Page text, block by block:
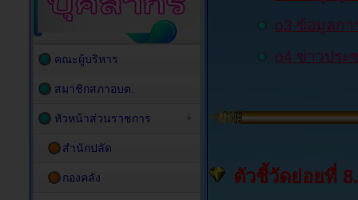
o3 ข้อมูลกา
o4 ข่าวปร
ตัวชี้วัดย่อยที่
คณะผู้บริหาร
สมาชิกสภาอบต.
หัวหน้าส่วนราชการ
สำนักปลัด
กองคลัง